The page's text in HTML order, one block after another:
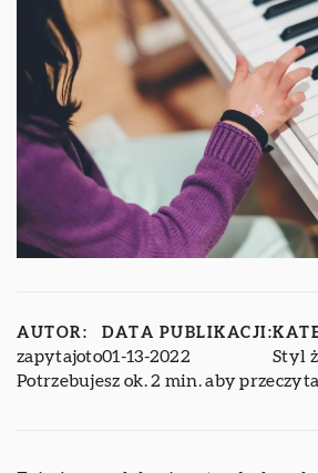
AUTOR:
zapytajoto
DATA PUBLIKACJI:
01-13-2022
Styl
Potrzebujesz ok. 2 min. aby